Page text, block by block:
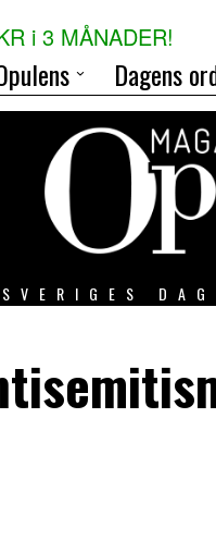
i 3 MÅNADER!
Dagens
SVERIGES